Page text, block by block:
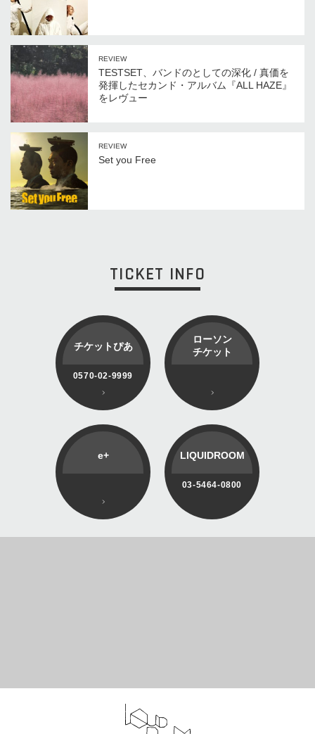
REVIEW
TESTSET、バンドのとしての深化 / 真価を
発揮したセカンド・アルバム『ALL HAZE』
をレヴュー
REVIEW
Set you Free
TICKET INFO
チケットぴあ
0570-02-9999
ローソン
チケット
e+ LIQUIDROOM
03-5464-0800